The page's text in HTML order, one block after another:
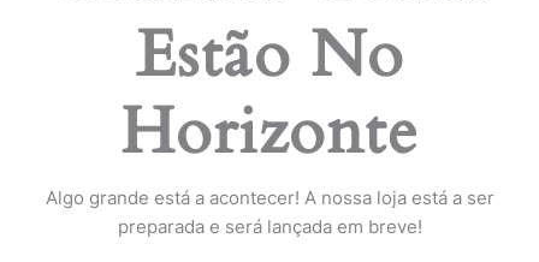
Estão No
Horizonte
Algo grande está a acontecer! A nossa loja está a ser
preparada e será lançada em breve!